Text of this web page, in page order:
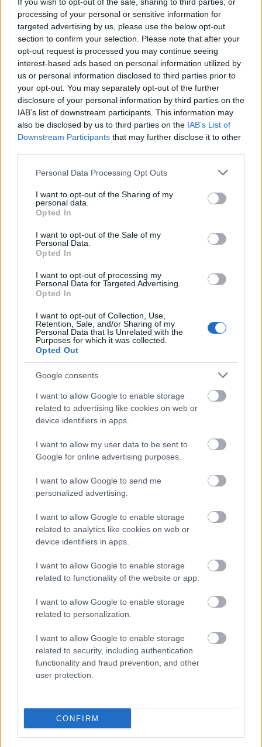
processing of your personal or sensitive information for
targeted advertising by us, please use the below opt-out
section to confirm your selection. Please note that after your
opt-out request is processed you may continue seeing
interest-based ads based on personal information utilized by
us or personal information disclosed to third parties prior to
your opt-out. You may separately opt-out of the further
disclosure of your personal information by third parties on the
IAB’s list of downstream participants. This information may
also be disclosed by us to third parties on the IAB’s List of
Downstream Participants that may further disclose it to other
Please note that this website/app uses one or more Google
not limited to your visit or usage behaviour. You may click to
grant or deny consent to Google and its third-party tags to
use your data for below specified purposes in below Google
consent section.
Personal Data Processing Opt Outs
I want to opt-out of the Sharing of my
personal data.
Opted In
I want to opt-out of the Sale of my
Personal Data.
Opted In
I want to opt-out of processing my
Personal Data for Targeted Advertising.
Opted In
I want to opt-out of Collection, Use,
Retention, Sale, and/or Sharing of my
Personal Data that Is Unrelated with the
Purposes for which it was collected.
Opted Out
Google consents
I want to allow Google to enable storage
related to advertising like cookies on web or
device identifiers in apps.
I want to allow my user data to be sent to
Google for online advertising purposes.
I want to allow Google to send me
personalized advertising.
I want to allow Google to enable storage
related to analytics like cookies on web or
device identifiers in apps.
I want to allow Google to enable storage
related to functionality of the website or app.
I want to allow Google to enable storage
related to personalization.
I want to allow Google to enable storage
related to security, including authentication
functionality and fraud prevention, and other
user protection.
CONFIRM
Barba Negrába: aTimo Kotipeltovezette finn
szimfonikus metal zenekarEternalcímű új lemezét
mutatja majd be, mely idén augusztusban fog
megjelenni.
Másnap,október 15-én
ismét egy műfajteremtő brit
klasszikust láthatunk a Dürer Kertben:
néven lép fel az egykori Venom alapító gitáros,
Mantas, aki bandájával nemrég M-Pire of Evil
fedőnéven, az Obituary előtt játszott ugyanitt. Az új
hiszen Mantas és Demolition Man mellé a '89-92-es
időszak dobosa, Abaddon is beszállt, így ugyanazt a
triót láthatjuk, amely a Prime Evil, a Tear Your Soul
Apart és a Temples of Ice albumokon is
közreműködött. Előttük a lengyel
, valamint a
November 5-énkét elbűvölő énekesnőé lesz a
főszerep a Club 202-ben: a holland
Anneke van Giersbergen
oldalán, aki ezen az estén aGentle Storm
albumot
mutatja be zenekarával.November 8-ára
heavy metal kedvelői készülhetnek, hiszen ezen az
estén aGamma Rayérkezik aClub 202
-be, hogy egy
igazi best of műsorral első válogatáslemezének
megjelenését, no meg a csapat több mint 25 éves
fennállását ünnepelje.
jegyvásárlással érdemes szemfülesnek lenni, hiszen
a leggyorsabban, vagy időben akcióba lépő
belépőjüket. Jegyek kaphatók az ismert
rockboltokban (CD Pince, Hammer Zenebarlang,
Headbanger), a Ticketportal és a Ticket Expressz
országos hálózatában, valamint a www.concerto.hu
és – a Barba Negrában tartandó rendezvények
esetében - a www.barbanegra.hu weboldalon.
További infókITT.